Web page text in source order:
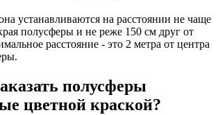
устанавливаются на расстоянии не чаще
полусферы и не реже 150 см друг от
расстояние - это 2 метра от центра
полусферы
цветной краской?